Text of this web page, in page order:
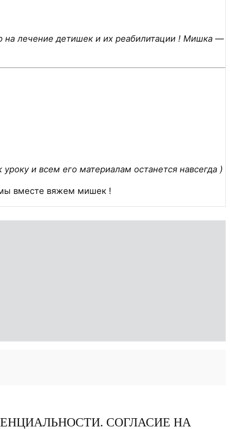
на лечение детишек и их реабилитации ! Мишка —
уроку и всем его материалам останется навсегда )
вместе вяжем мишек !
СОГЛАСИЕ НА